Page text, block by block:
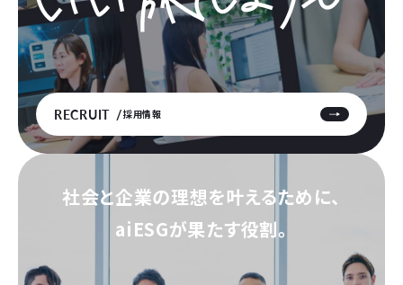
RECRUIT 採用情報
社会と企業の理想を叶えるために、
aiESGが果たす役割。